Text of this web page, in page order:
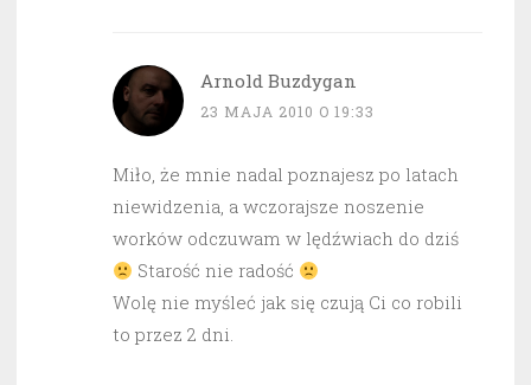
Arnold Buzdygan
23 MAJA 2010 O 19:33
Miło, że mnie nadal poznajesz po latach
niewidzenia, a wczorajsze noszenie
worków odczuwam w lędźwiach do dziś
Starość nie radość
Wolę nie myśleć jak się czują Ci co robili
to przez 2 dni.